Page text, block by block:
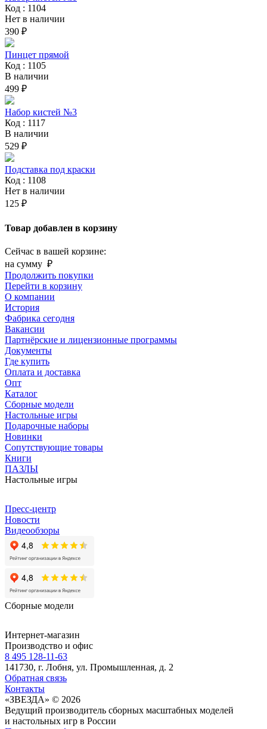
Код : 1104
Нет в наличии
390 ₽
Пинцет прямой
Код : 1105
В наличии
499 ₽
Набор кистей №3
Код : 1117
В наличии
529 ₽
Подставка под краски
Код : 1108
Нет в наличии
125 ₽
Товар добавлен в корзину
Сейчас в вашей корзине:
на сумму ₽
Продолжить покупки
Перейти в корзину
О компании
История
Фабрика сегодня
Вакансии
Партнёрские и лицензионные программы
Документы
Где купить
Оплата и доставка
Опт
Каталог
Сборные модели
Настольные игры
Подарочные наборы
Новинки
Сопутствующие товары
Книги
ПАЗЛЫ
Настольные игры
Пресс-центр
Новости
Видеообзоры
Сборные модели
Интернет-магазин
Производство и офис
8 495 128-11-63
141730, г. Лобня, ул. Промышленная, д. 2
Обратная связь
Контакты
«ЗВЕЗДА» © 2026
Ведущий производитель сборных масштабных моделей
и настольных игр в России